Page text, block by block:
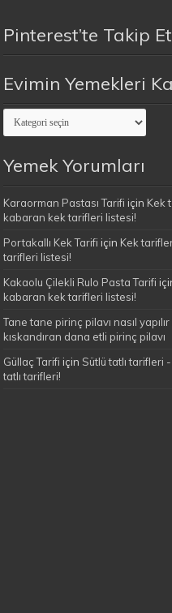
Pinterest’te Takip
Evimin Yemekleri
Evimin
Yemekleri
Kategoriler
Yemek Yorumları
Karaorman Pastası Tarifi için Kek
kabaran kek tarifleri listesi!
Portakallı Kek Tarifi için Kek
tarifleri listesi!
Kakaolu Çilekli Rulo Pasta Tarifi
kabaran kek tarifleri listesi!
Tane tane pirinç pilavı nasıl yapılır
kıskandıran dana etli pirinç pilavı
Güllaç Tarifi için Sütlü tatlı tarifleri
tatlı tarifleri!